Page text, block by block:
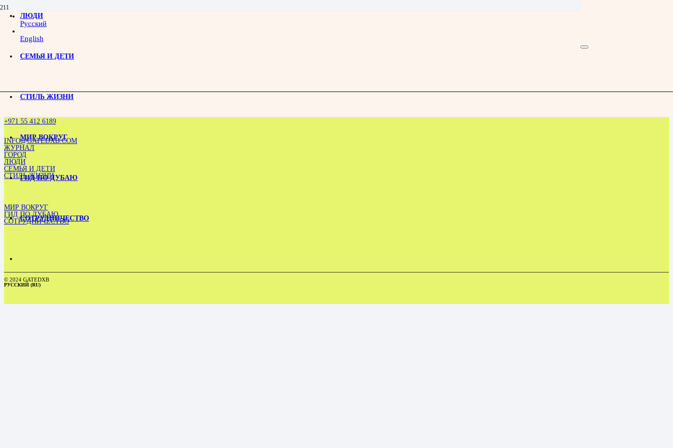
Русский
English
ЛЮДИ
СЕМЬЯ И ДЕТИ
СТИЛЬ ЖИЗНИ
МИР ВОКРУГ
ГИД ПО ДУБАЮ
СОТРУДНИЧЕСТВО
Чек-лист зимнего сезона в Дубае: что успеть до конца марта
+971 55 412 6189
INFO@GATEDXB.COM
ЖУРНАЛ
ГОРОД
ЛЮДИ
СЕМЬЯ И ДЕТИ
СТИЛЬ ЖИЗНИ
МИР ВОКРУГ
ГИД ПО ДУБАЮ
СОТРУДНИЧЕСТВО
© 2024 GATEDXB
РУССКИЙ (RU)